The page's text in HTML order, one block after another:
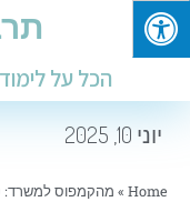
הכל על
יוני 10, 2025
Home
»מהקמפוס למשרד: